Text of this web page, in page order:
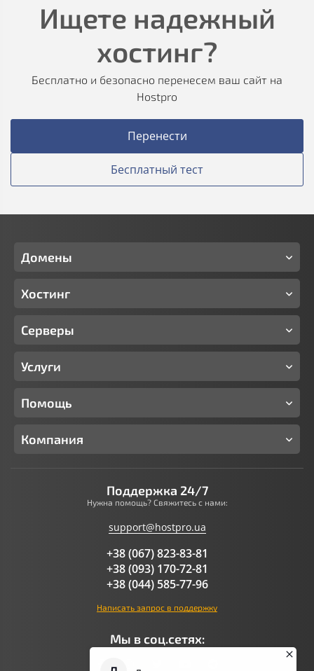
Ищете надежный
хостинг?
Бесплатно и безопасно перенесем ваш сайт на
Hostpro
Перенести
Бесплатный тест
Домены
Хостинг
Серверы
Услуги
Помощь
Компания
Поддержка 24/7
Нужна помощь? Свяжитесь с нами:
support@hostpro.ua
+38 (067) 823-83-81
+38 (093) 170-72-81
+38 (044) 585-77-96
Написать запрос в поддержку
Мы в соц.сетях: